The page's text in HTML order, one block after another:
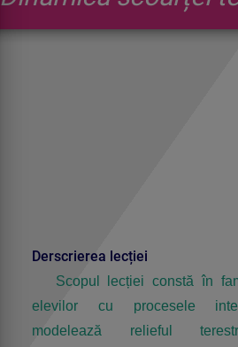
Derscrierea lecției
Scopul lecției constă în
elevilor cu procesele
modelează relieful